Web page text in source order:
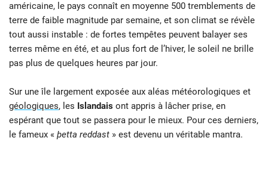
américaine, le pays connaît en moyenne 500 tremblements de
terre de faible magnitude par semaine, et son climat se révèle
tout aussi instable : de fortes tempêtes peuvent balayer ses
terres même en été, et au plus fort de l’hiver, le soleil ne brille
pas plus de quelques heures par jour.
Sur une île largement exposée aux aléas météorologiques et
géologiques, les Islandais ont appris à lâcher prise, en
espérant que tout se passera pour le mieux. Pour ces derniers,
le fameux « þetta reddast » est devenu un véritable mantra.